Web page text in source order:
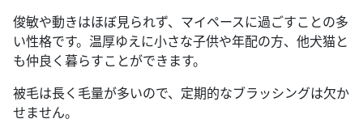
俊敏や動きはほぼ見られず、マイペースに過ごすことの多
い性格です。温厚ゆえに小さな子供や年配の方、他犬猫と
も仲良く暮らすことができます。
被毛は長く毛量が多いので、定期的なブラッシングは欠か
せません。